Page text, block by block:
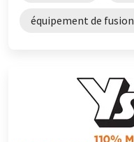
équipement de fusion